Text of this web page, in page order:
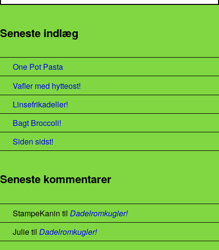
Seneste indlæg
One Pot Pasta
Vafler med hytteost!
Linsefrikadeller!
Bagt Broccoli!
Siden sidst!
Seneste kommentarer
StampeKanin til Dadelromkugler!
Julietil Dadelromkugler!